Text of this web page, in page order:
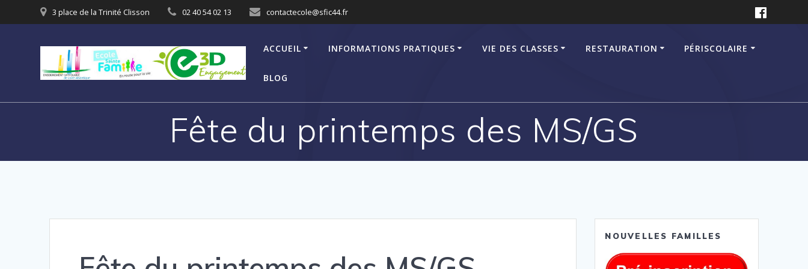
3 place de la Trinité Clisson 02 40 54 02 13 contactecole@sfic44.fr
ACCUEIL INFORMATIONS PRATIQUES VIE DES CLASSES RESTAURATION PÉRISCOLAIRE
BLOG
Fête du printemps des MS/GS
NOUVELLES FAMILLES